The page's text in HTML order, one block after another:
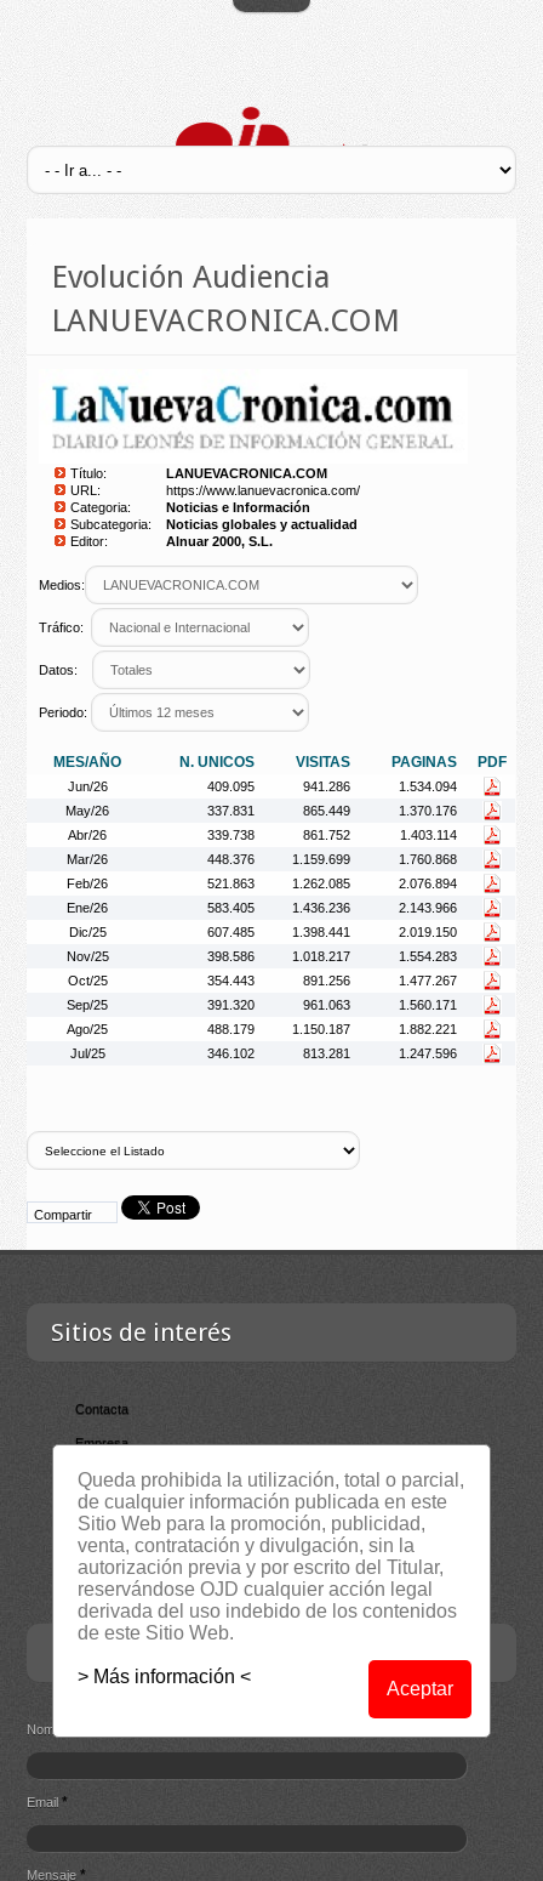
Evolución Audiencia
LANUEVACRONICA.COM
Título:
LANUEVACRONICA.COM
URL:
https://www.lanuevacronica.com/
Categoria:
Noticias e Información
Subcategoria:
Noticias globales y actualidad
Editor:
Alnuar 2000, S.L.
Medios:
Tráfico:
Datos:
Periodo:
MES/AÑO N. UNICOS VISITAS PAGINAS PDF
Jun/26 409.095 941.286
1.534.094
May/26
337.831 865.449
1.370.176
Abr/26
339.738 861.752
1.403.114
Mar/26
448.376 1.159.699
1.760.868
Feb/26
521.863 1.262.085
2.076.894
Ene/26
583.405 1.436.236
2.143.966
Dic/25
607.485 1.398.441
2.019.150
Nov/25
398.586 1.018.217
1.554.283
Oct/25
354.443 891.256
1.477.267
Sep/25
391.320 961.063
1.560.171
Ago/25
488.179 1.150.187
1.882.221
Jul/25
346.102 813.281 1.247.596
Compartir
Sitios de interés
Contacta
Empresa
Lista Certificados
RSS
Servicios
Suscripción Newsletter
Nombre
Email*
Mensaje*
Queda prohibida la utilización, total o parcial,
de cualquier información publicada en este
Sitio Web para la promoción, publicidad,
venta, contratación y divulgación, sin la
autorización previa y por escrito del Titular,
reservándose OJD cualquier acción legal
derivada del uso indebido de los contenidos
de este Sitio Web.
> Más información <
Aceptar